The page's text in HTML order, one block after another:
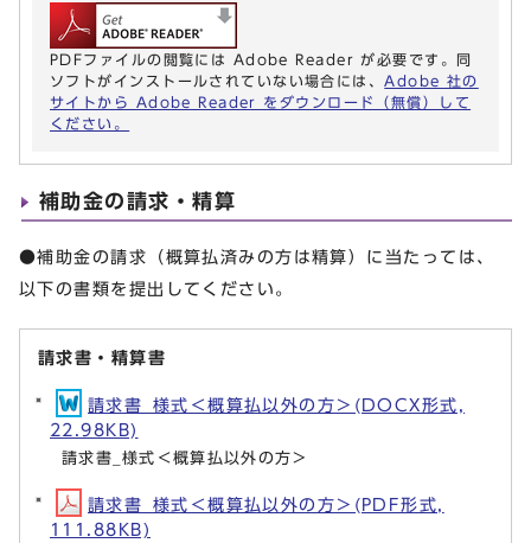
PDFファイルの閲覧には Adobe Reader が必要です。同
ソフトがインストールされていない場合には、 Adobe 社の
サイトから Adobe Reader をダウンロード（無償）して
ください。
補助金の請求・精算
●補助金の請求（概算払済みの方は精算）に当たっては、
以下の書類を提出してください。
請求書・精算書
請求書_様式＜概算払以外の方＞(DOCX形式,
22.98KB)
請求書_様式＜概算払以外の方＞
請求書_様式＜概算払以外の方＞(PDF形式,
111.88KB)